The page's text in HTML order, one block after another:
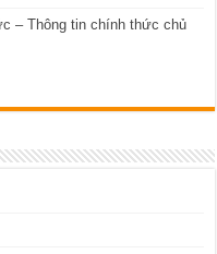
– Thông tin chính thức chủ